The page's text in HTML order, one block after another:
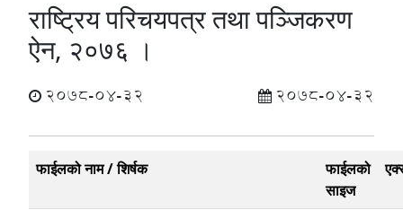
राष्ट्रिय परिचयपत्र तथा पञ्जिकरण
ऐन, २०७६ ।
2078-04-32 2078-04-32
फाईलको नाम / शिर्षक
फाईलको
साइज